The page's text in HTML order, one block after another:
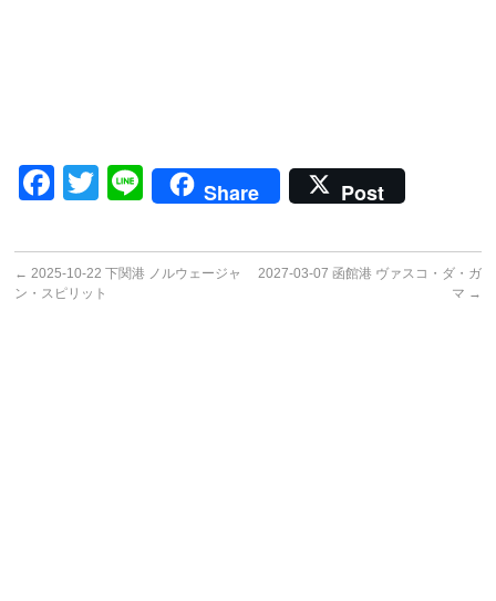
Facebook
Twitter
LineShare Post
← 2025-10-22 下関港 ノルウェージャ
ン・スピリット
2027-03-07 函館港 ヴァスコ・ダ・ガ
マ →